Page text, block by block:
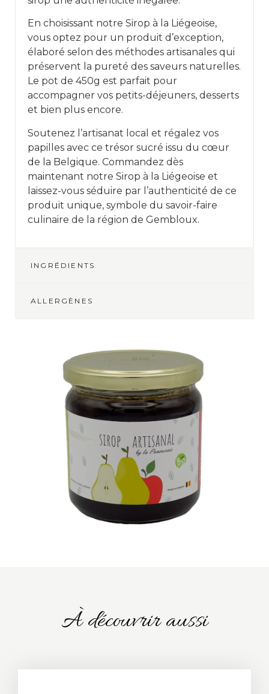
En choisissant notre Sirop à la Liégeoise,
vous optez pour un produit d’exception,
élaboré selon des méthodes artisanales qui
préservent la pureté des saveurs naturelles.
Le pot de 450g est parfait pour
accompagner vos petits-déjeuners, desserts
et bien plus encore.
Soutenez l’artisanat local et régalez vos
papilles avec ce trésor sucré issu du cœur
de la Belgique. Commandez dès
maintenant notre Sirop à la Liégeoise et
laissez-vous séduire par l’authenticité de ce
produit unique, symbole du savoir-faire
culinaire de la région de Gembloux.
INGRÉDIENTS
ALLERGÈNES
À découvrir aussi